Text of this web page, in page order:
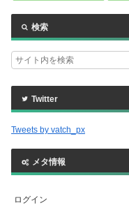
検索
Twitter
Tweets by vatch_px
メタ情報
ログイン